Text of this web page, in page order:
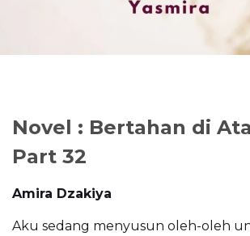
Novel : Bertahan di
Part 32
Amira Dzakiya
Aku sedang menyusun oleh-oleh